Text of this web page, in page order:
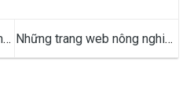
Những trang web nông nghiệp
uy tín nhất Việt Nam